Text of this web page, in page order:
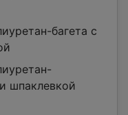
багета c
шпаклевкой